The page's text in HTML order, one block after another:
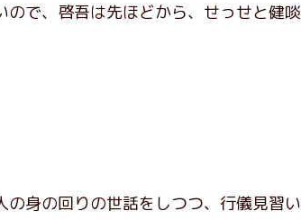
で、啓吾は先ほどから、せっせと健
身の回りの世話をしつつ、行儀見習